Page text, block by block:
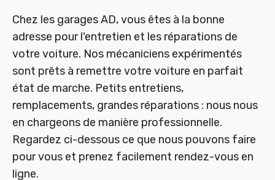
Chez les garages AD, vous êtes à la bonne
adresse pour l'entretien et les réparations de
votre voiture. Nos mécaniciens expérimentés
sont prêts à remettre votre voiture en parfait
état de marche. Petits entretiens,
remplacements, grandes réparations : nous nous
en chargeons de manière professionnelle.
Regardez ci-dessous ce que nous pouvons faire
pour vous et prenez facilement rendez-vous en
ligne.